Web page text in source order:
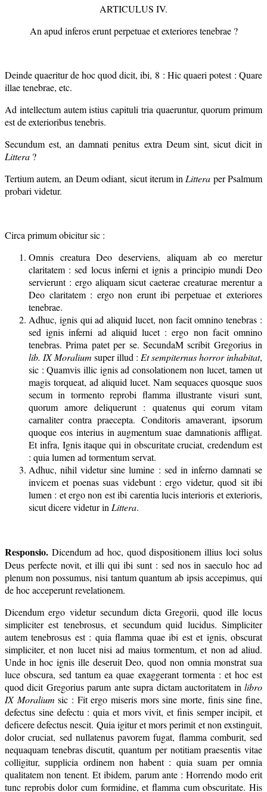
ARTICULUS IV.
An apud inferos erunt perpetuae et exteriores tenebrae ?
Deinde quaeritur de hoc quod dicit, ibi, 8 : Hic quaeri potest : Quare
illae tenebrae, etc.
Ad intellectum autem istius capituli tria quaeruntur, quorum primum
est de exterioribus tenebris.
Secundum est, an damnati penitus extra Deum sint, sicut dicit in
Littera ?
Tertium autem, an Deum odiant, sicut iterum in Littera per Psalmum
probari videtur.
Circa primum obicitur sic :
Omnis creatura Deo deserviens, aliquam ab eo meretur
claritatem : sed locus inferni et ignis a principio mundi Deo
servierunt : ergo aliquam sicut caeterae creaturae merentur a
Deo claritatem : ergo non erunt ibi perpetuae et exteriores
tenebrae.
Adhuc, ignis qui ad aliquid lucet, non facit omnino tenebras :
sed ignis inferni ad aliquid lucet : ergo non facit omnino
tenebras. Prima patet per se. SecundaM scribit Gregorius in
lib. IX Moralium super illud : Et sempiternus horror inhabitat,
sic : Quamvis illic ignis ad consolationem non lucet, tamen ut
magis torqueat, ad aliquid lucet. Nam sequaces quosque suos
secum in tormento reprobi flamma illustrante visuri sunt,
quorum amore deliquerunt : quatenus qui eorum vitam
carnaliter contra praecepta. Conditoris amaverant, ipsorum
quoque eos interius in augmentum suae damnationis affligat.
Et infra, Ignis itaque qui in obscuritate cruciat, credendum est
: quia lumen ad tormentum servat.
Adhuc, nihil videtur sine lumine : sed in inferno damnati se
invicem et poenas suas videbunt : ergo videtur, quod sit ibi
lumen : et ergo non est ibi carentia lucis interioris et exterioris,
sicut dicere videtur in Littera.
Responsio. Dicendum ad hoc, quod dispositionem illius loci solus
Deus perfecte novit, et illi qui ibi sunt : sed nos in saeculo hoc ad
plenum non possumus, nisi tantum quantum ab ipsis accepimus, qui
de hoc acceperunt revelationem.
Dicendum ergo videtur secundum dicta Gregorii, quod ille locus
simpliciter est tenebrosus, et secundum quid lucidus. Simpliciter
autem tenebrosus est : quia flamma quae ibi est et ignis, obscurat
simpliciter, et non lucet nisi ad maius tormentum, et non ad aliud.
Unde in hoc ignis ille deseruit Deo, quod non omnia monstrat sua
luce obscura, sed tantum ea quae exaggerant tormenta : et hoc est
quod dicit Gregorius parum ante supra dictam auctoritatem in libro
IX Moraliumsic : Fit ergo miseris mors sine morte, finis sine fine,
defectus sine defectu : quia et mors vivit, et finis semper incipit, et
deficere defectus nescit. Quia igitur et mors perimit et non exstinguit,
dolor cruciat, sed nullatenus pavorem fugat, flamma comburit, sed
nequaquam tenebras discutit, quantum per notitiam praesentis vitae
colligitur, supplicia ordinem non habent : quia suam per omnia
qualitatem non tenent. Et ibidem, parum ante : Horrendo modo erit
tunc reprobis dolor cum formidine, et flamma cum obscuritate. His